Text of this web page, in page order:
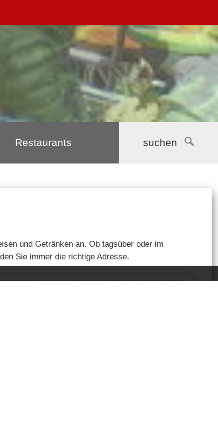
Restaurants suchen
und Getränken an. Ob tagsüber oder im
Sie immer die richtige Adresse.